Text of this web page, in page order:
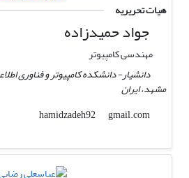
هیات تحریریه
جواد حمیدزاده
مهندسی کامپیوتر
دانشیار- دانشکده کامپیوتر و فناوری
مشهد، ایران
hamidzadeh92
gmail.com